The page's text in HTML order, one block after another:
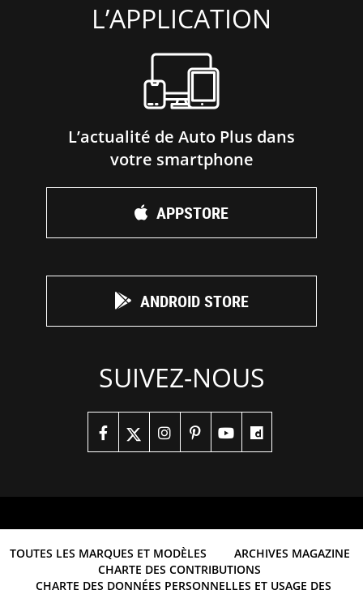
L’APPLICATION
L’actualité de Auto Plus dans
votre smartphone
APPSTORE
ANDROID STORE
SUIVEZ-NOUS
TOUTES LES MARQUES ET MODÈLES
ARCHIVES MAGAZINE
CHARTE DES CONTRIBUTIONS
CHARTE DES DONNÉES PERSONNELLES ET USAGE DES